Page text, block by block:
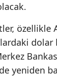
özellikle
dolar
yeniden